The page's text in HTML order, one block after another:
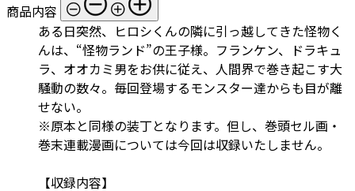
商品内容
ある日突然、ヒロシくんの隣に引っ越してきた怪物く
んは、“怪物ランド”の王子様。フランケン、ドラキュ
ラ、オオカミ男をお供に従え、人間界で巻き起こす大
騒動の数々。毎回登場するモンスター達からも目が離
せない。
※原本と同様の装丁となります。但し、巻頭セル画・
巻末連載漫画については今回は収録いたしません。
【収録内容】